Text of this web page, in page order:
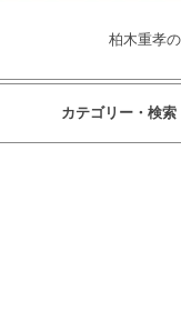
柏木重孝
カテゴリー・検索